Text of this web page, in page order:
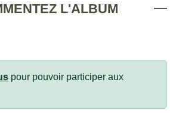
L'ALBUM
pour pouvoir participer aux